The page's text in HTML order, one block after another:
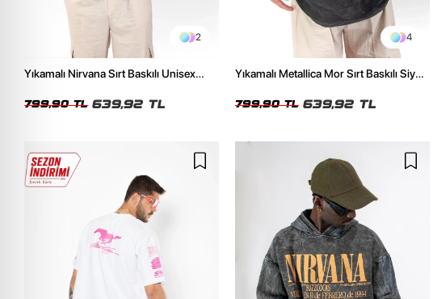
2
Yıkamalı Nirvana Sırt Baskılı Unisex
799,90 TL 639,92 TL
4
Yıkamalı Metallica Mor Sırt Baskılı Siyah
799,90 TL 639,92 TL